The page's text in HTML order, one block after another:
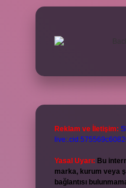
Reklam ve İletişim:
Yasal Uyarı: Bu
marka, kurum veya
bağlantısı